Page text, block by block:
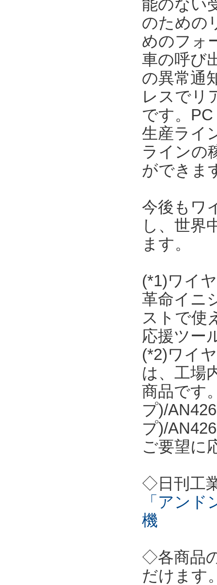
能のない
のための
めのフォ
車の呼び
の異常通
レスでリ
です。
生産ライ
ラインの
ができま
今後もワ
し、世界
ます。
(*1)ワイ
革命イニ
ストで使
応援ツー
(*2)ワイ
は、工場
商品です
プ)/
プ)/
ご要望に
◇日刊工
「アン
機
◇各商品
だけます